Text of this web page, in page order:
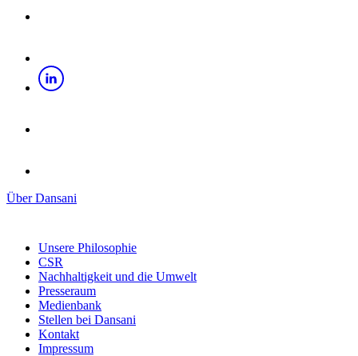
Über Dansani
Unsere Philosophie
CSR
Nachhaltigkeit und die Umwelt
Presseraum
Medienbank
Stellen bei Dansani
Kontakt
Impressum